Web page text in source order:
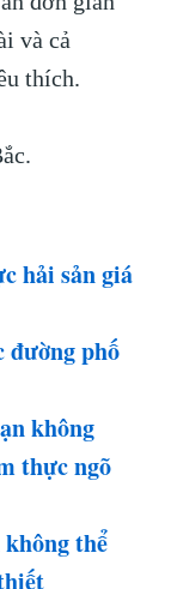
và cả
thích.
hải sản giá
đường phố
không
thực ngõ
thể